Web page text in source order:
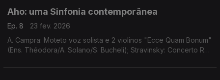
Aho: uma Sinfonia contemporânea
Ep. 8
23 fev. 2026
A. Campra: Moteto voz solista e 2 violinos "Ecce Quam Bonum"
(Ens. Théodora/A. Solano/S. Bucheli); Stravinsky: Concerto Re